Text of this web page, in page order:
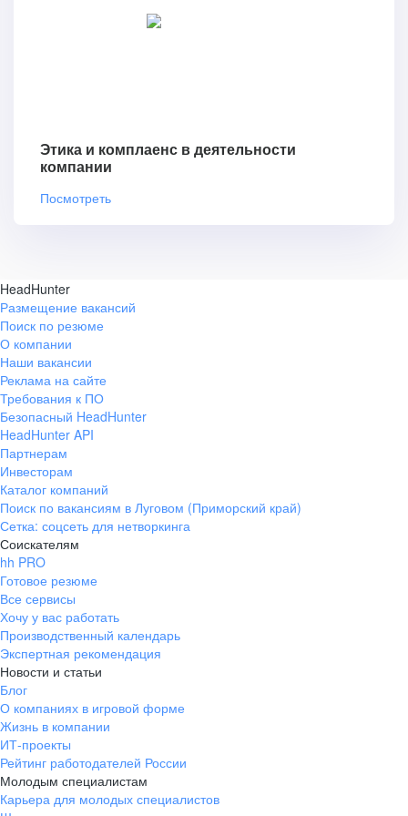
Этика и комплаенс в деятельности
компании
Посмотреть
HeadHunter
Размещение вакансий
Поиск по резюме
О компании
Наши вакансии
Реклама на сайте
Требования к ПО
Безопасный HeadHunter
HeadHunter API
Партнерам
Инвесторам
Каталог компаний
Поиск по вакансиям в Луговом (Приморский край)
Сетка: соцсеть для нетворкинга
Соискателям
hh PRO
Готовое резюме
Все сервисы
Хочу у вас работать
Производственный календарь
Экспертная рекомендация
Новости и статьи
Блог
О компаниях в игровой форме
Жизнь в компании
ИТ-проекты
Рейтинг работодателей России
Молодым специалистам
Карьера для молодых специалистов